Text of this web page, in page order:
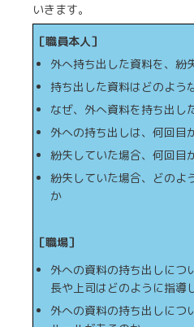
いきます。
［職員本人］
外へ持ち出した資料を、紛
持ち出した資料はどのよう
なぜ、外へ資料を持ち出し
外への持ち出しは、何回目
紛失していた場合、何回目
紛失していた場合、どのよ
か
［職場］
外への資料の持ち出しにつ
長や上司はどのように指導
外への資料の持ち出しにつ